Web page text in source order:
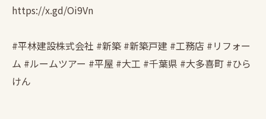
https://x.gd/Oi9Vn
#平林建設株式会社 #新築 #新築戸建 #工務店 #リフォー
ム #ルームツアー #平屋 #大工 #千葉県 #大多喜町 #ひら
けん